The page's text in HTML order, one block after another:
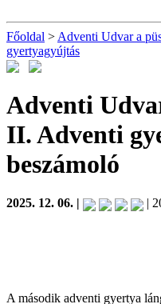
Főoldal > Adventi Udvar a
gyertyagyújtás
Adventi
II. Adventi
beszámoló
2025. 12. 06. | |
A második adventi gyertya